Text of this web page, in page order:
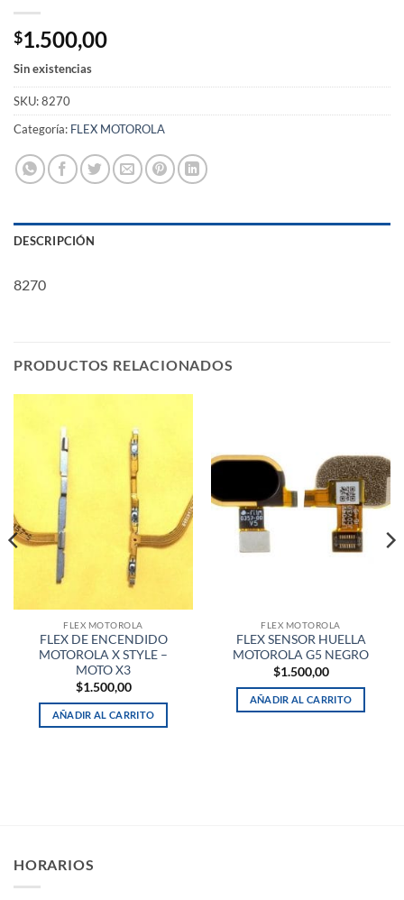
$1.500,00
Sin existencias
SKU:8270
Categoría: FLEX MOTOROLA
DESCRIPCIÓN
8270
PRODUCTOS RELACIONADOS
FLEX MOTOROLA
FLEX DE ENCENDIDO
MOTOROLA X STYLE –
MOTO X3
$1.500,00
AÑADIR AL CARRITO
FLEX MOTOROLA
FLEX SENSOR HUELLA
MOTOROLA G5 NEGRO
$1.500,00
AÑADIR AL CARRITO
HORARIOS